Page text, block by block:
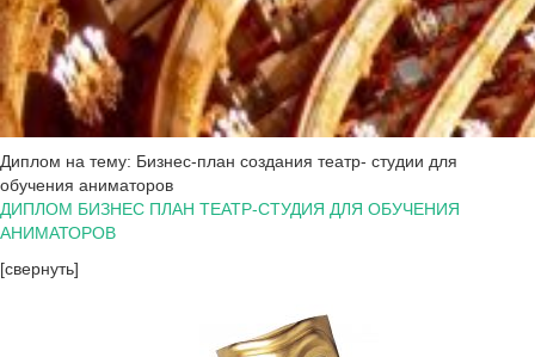
Диплом на тему: Бизнес-план создания театр- студии для
обучения аниматоров
ДИПЛОМ БИЗНЕС ПЛАН ТЕАТР-СТУДИЯ ДЛЯ ОБУЧЕНИЯ
АНИМАТОРОВ
[свернуть]